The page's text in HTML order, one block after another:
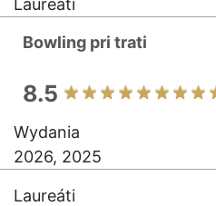
Laureáti
Bowling pri trati
8.5
Wydania
2026, 2025
Laureáti